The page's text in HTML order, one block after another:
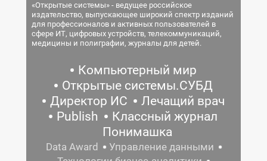
«Открытые системы» - ведущее российское
издательство, выпускающее широкий спектр изданий
для профессионалов и активных пользователей в
сфере ИТ, цифровых устройств, телекоммуникаций,
медицины и полиграфии, журналы для детей.
Компьютерный мир
Открытые системы.СУБД
Директор ИС
Лечащий врач
Publish
Классный журнал
Понимашка
Data Award
Управление данными